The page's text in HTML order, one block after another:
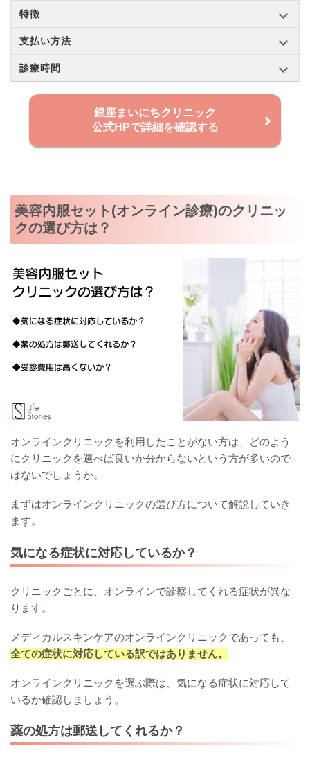
特徴
支払い方法
診療時間
銀座まいにちクリニック
公式HPで詳細を確認する
美容内服セット(オンライン診療)のクリニッ
クの選び方は？
オンラインクリニックを利用したことがない方は、どのよう
にクリニックを選べば良いか分からないという方が多いので
はないでしょうか。
まずはオンラインクリニックの選び方について解説していき
ます。
気になる症状に対応しているか？
クリニックごとに、オンラインで診察してくれる症状が異な
ります。
メディカルスキンケアのオンラインクリニックであっても、
全ての症状に対応している訳ではありません。
オンラインクリニックを選ぶ際は、気になる症状に対応して
いるか確認しましょう。
薬の処方は郵送してくれるか？